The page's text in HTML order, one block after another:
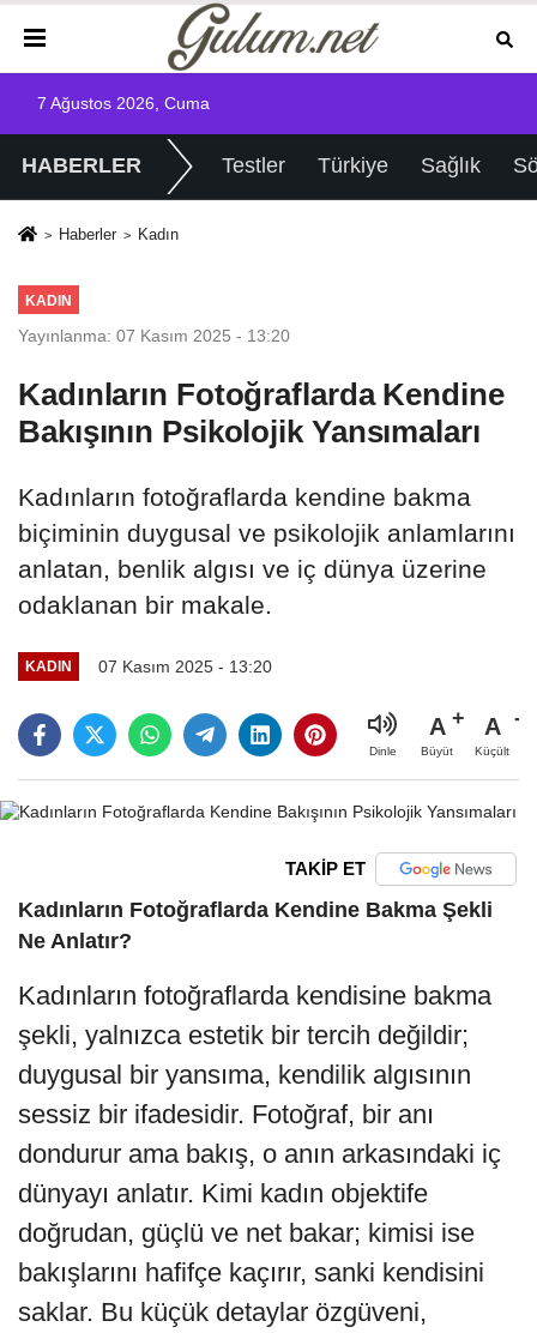
7 Ağustos 2026, Cuma
HABERLER Testler Türkiye Sağlık
Haberler Kadın
KADIN
Yayınlanma: 07 Kasım 2025 - 13:20
Kadınların Fotoğraflarda Kendine
Bakışının Psikolojik Yansımaları
Kadınların fotoğraflarda kendine bakma
biçiminin duygusal ve psikolojik anlamlarını
anlatan, benlik algısı ve iç dünya üzerine
odaklanan bir makale.
KADIN 07 Kasım 2025 - 13:20
Dinle
A
Büyüt
A
Küçült
TAKİP ET
Kadınların Fotoğraflarda Kendine Bakma Şekli
Ne Anlatır?
Kadınların fotoğraflarda kendisine bakma
şekli, yalnızca estetik bir tercih değildir;
duygusal bir yansıma, kendilik algısının
sessiz bir ifadesidir. Fotoğraf, bir anı
dondurur ama bakış, o anın arkasındaki iç
dünyayı anlatır. Kimi kadın objektife
doğrudan, güçlü ve net bakar; kimisi ise
bakışlarını hafifçe kaçırır, sanki kendisini
saklar. Bu küçük detaylar özgüveni,